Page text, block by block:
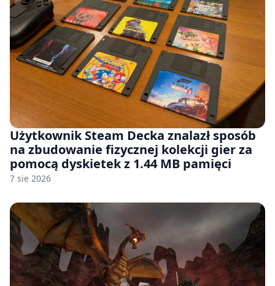
Użytkownik Steam Decka znalazł sposób
na zbudowanie fizycznej kolekcji gier za
pomocą dyskietek z 1.44 MB pamięci
7 sie 2026